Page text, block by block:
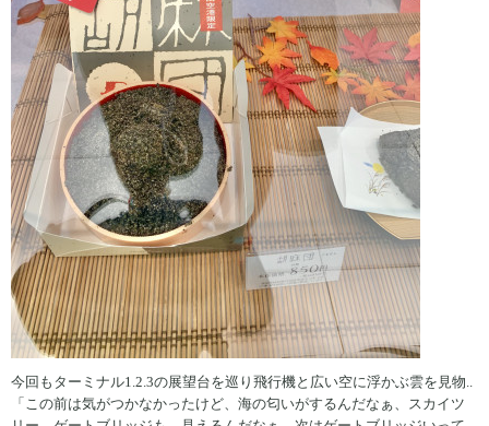
今回もターミナル1.2.3の展望台を巡り飛行機と広い空に浮かぶ雲を見物..
「この前は気がつかなかったけど、海の匂いがするんだなぁ、スカイツ